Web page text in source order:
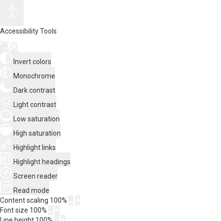
Accessibility Tools
Invert colors
Monochrome
Dark contrast
Light contrast
Low saturation
High saturation
Highlight links
Highlight headings
Screen reader
Read mode
Content scaling 100%
Font size 100%